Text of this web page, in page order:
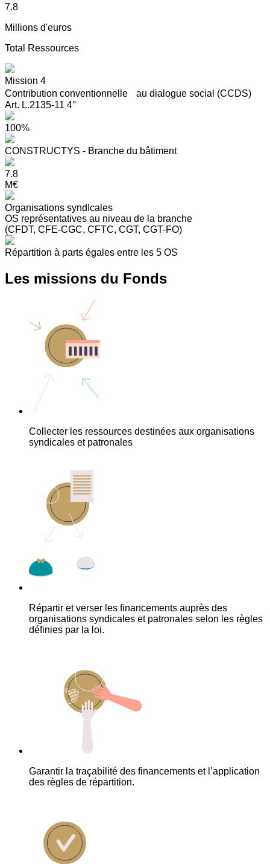
7.8
Millions d'euros
Total Ressources
Mission 4
Contribution conventionnelle au dialogue social (CCDS)
Art. L.2135-11 4°
100%
CONSTRUCTYS - Branche du bâtiment
7.8
M€
Organisations syndIcales
OS représentatives au niveau de la branche
(CFDT, CFE-CGC, CFTC, CGT, CGT-FO)
Répartition à parts égales entre les 5 OS
Les missions du Fonds
Collecter les ressources destinées aux organisations
syndicales et patronales
Répartir et verser les financements auprès des
organisations syndicales et patronales selon les règles
définies par la loi.
Garantir la traçabilité des financements et l’application
des règles de répartition.